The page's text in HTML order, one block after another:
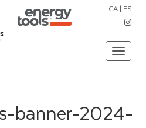
Toggle
CA | ES
banner-2024-